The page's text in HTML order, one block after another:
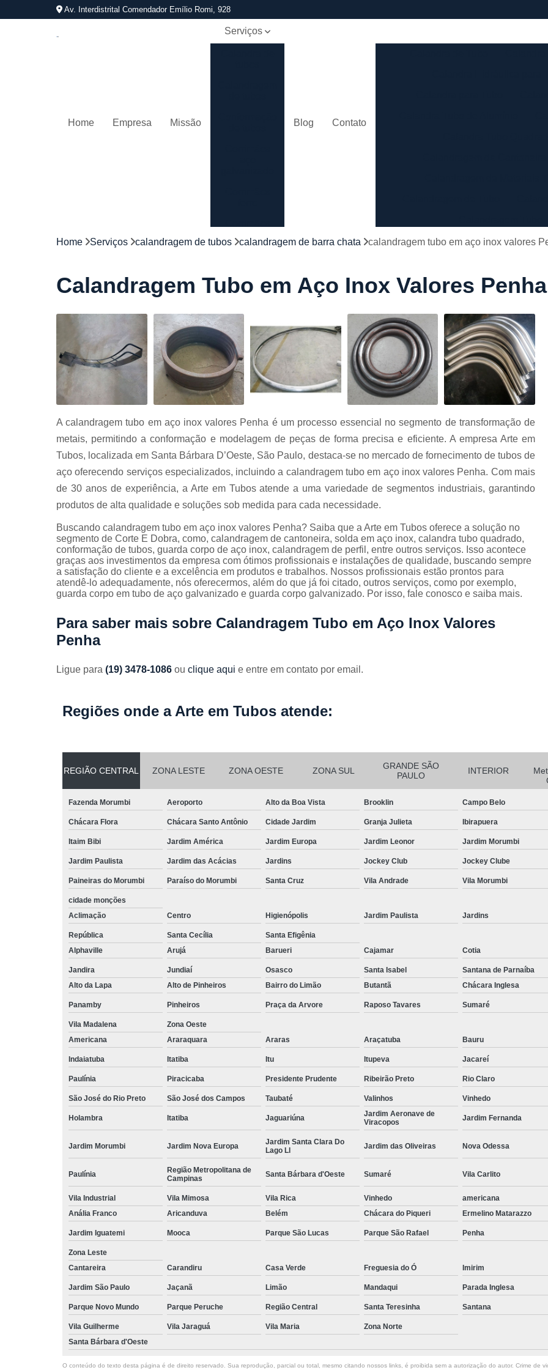
Av. Interdistrital Comendador Emílio Romi, 928
Home Empresa Missão
Serviços
Cortes a
chapa
Curvamento
de tubo
Dobra de
chapas
tubo
Empresas de
corte
Guarda
corpos
carbono
corpos ferro
Guarda
corpos
galvanizados
Guarda
Serviços de
aço
Blog Contato
Calandragem Tubo em
Conformação com Tubo Tipo
Conformação em
Conformação para
Conformação Tubo de Metal
Corrimão Aço Tipo
Corrimão de
Corrimão de Aço Galvanizado
Corrimão em
Corrimão em Tubo de Aço
Corrimão Galvanizado com
Corrimão
Corrimão de Ferro
Corrimão Escada Interna Ferro
Corrimão Ferro de Escada
Corrimão Ferro para Escada
Corrimão de Inox
Corrimão Escada
Corrimão Inox de Escada
Corrimão Inox para Escada
Corrimão Inox Quadrado
Corte a Laser Chapa Aço Inox
Corte a Laser em Chapa
Corte e Dobra de Chapa a Laser
Solda a Laser
Corte a Laser em Chapa de
Corte Chapa a Laser
Corte de Chapa a Laser
Corte
Curvamento de Tubos de Aço
Curvamento de Tubos
Corte e Dobra Chapa
Corte e
Dobra Chapa de Alumínio
Dobra de Chapa de
Dobra de Chapa de Ferro
Dobradeira de Chapa
Dobra de
Empresa de Corte a Laser Chapa
Home Serviços calandragem de tubos calandragem de barra chata calandragem tubo em aço inox valores
Calandragem Tubo em Aço Inox Valores Penha
A calandragem tubo em aço inox valores Penha é um processo essencial no segmento de transformação de
metais, permitindo a conformação e modelagem de peças de forma precisa e eficiente. A empresa Arte em
Tubos, localizada em Santa Bárbara D’Oeste, São Paulo, destaca-se no mercado de fornecimento de tubos de
aço oferecendo serviços especializados, incluindo a calandragem tubo em aço inox valores Penha. Com mais
de 30 anos de experiência, a Arte em Tubos atende a uma variedade de segmentos industriais, garantindo
produtos de alta qualidade e soluções sob medida para cada necessidade.
Buscando calandragem tubo em aço inox valores Penha? Saiba que a Arte em Tubos oferece a solução no
segmento de Corte E Dobra, como, calandragem de cantoneira, solda em aço inox, calandra tubo quadrado,
conformação de tubos, guarda corpo de aço inox, calandragem de perfil, entre outros serviços. Isso acontece
graças aos investimentos da empresa com ótimos profissionais e instalações de qualidade, buscando sempre
a satisfação do cliente e a excelência em produtos e trabalhos. Nossos profissionais estão prontos para
atendê-lo adequadamente, nós oferecermos, além do que já foi citado, outros serviços, como por exemplo,
guarda corpo em tubo de aço galvanizado e guarda corpo galvanizado. Por isso, fale conosco e saiba mais.
Para saber mais sobre Calandragem Tubo em Aço Inox Valores
Penha
Ligue para (19) 3478-1086 ou clique aqui e entre em contato por email.
Regiões onde a Arte em Tubos atende:
REGIÃO CENTRAL ZONA LESTE ZONA OESTE ZONA SUL
GRANDE SÃO
PAULO
INTERIOR
Fazenda Morumbi Aeroporto Alto da Boa Vista Brooklin Campo Belo
Chácara Flora Chácara Santo Antônio Cidade Jardim Granja Julieta Ibirapuera
Itaim Bibi Jardim América Jardim Europa Jardim Leonor Jardim Morumbi
Jardim Paulista Jardim das Acácias Jardins Jockey Club Jockey Clube
Paineiras do Morumbi Paraíso do Morumbi Santa Cruz Vila Andrade Vila Morumbi
cidade monções
Aclimação
Centro Higienópolis Jardim Paulista Jardins
República Santa Cecília
Santa Efigênia
Alphaville
Arujá Barueri Cajamar Cotia
Jandira Jundiaí Osasco Santa Isabel Santana de Parnaíba
Alto da Lapa
Alto de Pinheiros Bairro do Limão Butantã Chácara Inglesa
Panamby Pinheiros Praça da Arvore Raposo Tavares Sumaré
Vila Madalena
Zona Oeste
Americana
Araraquara Araras Araçatuba Bauru
Indaiatuba Itatiba Itu Itupeva Jacareí
Paulínia Piracicaba Presidente Prudente Ribeirão Preto Rio Claro
São José do Rio Preto São José dos Campos Taubaté Valinhos Vinhedo
Holambra Itatiba Jaguariúna
Jardim Aeronave de
Viracopos
Jardim Fernanda
Jardim Morumbi Jardim Nova Europa
Jardim Santa Clara Do
Lago Ll
Jardim das Oliveiras Nova Odessa
Paulínia
Região Metropolitana de
Campinas
Santa Bárbara d'Oeste Sumaré Vila Carlito
Vila Industrial Vila Mimosa Vila Rica Vinhedo
americana
Anália Franco
Aricanduva Belém Chácara do Piqueri Ermelino Matarazzo
Jardim Iguatemi Mooca Parque São Lucas Parque São Rafael Penha
Zona Leste
Cantareira
Carandiru Casa Verde Freguesia do Ó Imirim
Jardim São Paulo Jaçanã Limão Mandaqui Parada Inglesa
Parque Novo Mundo Parque Peruche Região Central Santa Teresinha Santana
Vila Guilherme Vila Jaraguá Vila Maria
Zona Norte
Santa Bárbara d'Oeste
O conteúdo do texto desta página é de direito reservado. Sua reprodução, parcial ou total, mesmo citando nossos links, é proibida sem a autorização do autor. Crime de